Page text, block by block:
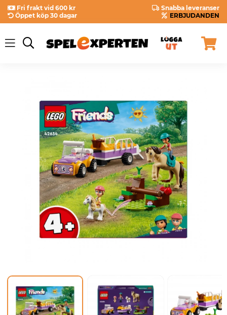
Fri frakt vid 600 kr
Snabba leveranser
Öppet köp 30 dagar
ERBJUDANDEN